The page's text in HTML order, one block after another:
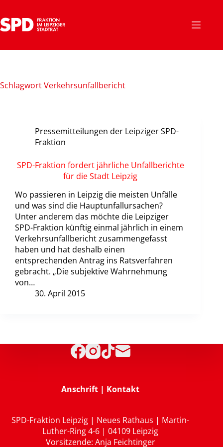
Inhalt
springen
SchlagwortVerkehrsunfallbericht
Pressemitteilungen der Leipziger SPD-
Fraktion
SPD-Fraktion fordert jährliche Unfallberichte
für die Stadt Leipzig
Wo passieren in Leipzig die meisten Unfälle
und was sind die Hauptunfallursachen?
Unter anderem das möchte die Leipziger
SPD-Fraktion künftig einmal jährlich in einem
Verkehrsunfallbericht zusammengefasst
haben und hat deshalb einen
entsprechenden Antrag ins Ratsverfahren
gebracht. „Die subjektive Wahrnehmung
von…
30. April 2015
Anschrift | Kontakt
SPD-Fraktion Leipzig | Neues Rathaus | Martin-
Luther-Ring 4-6 | 04109 Leipzig
Vorsitzende: Anja Feichtinger